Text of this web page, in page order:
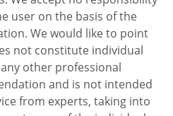
user on the basis of the
We would like to point
not constitute individual
other professional
and is not intended
from experts, taking into